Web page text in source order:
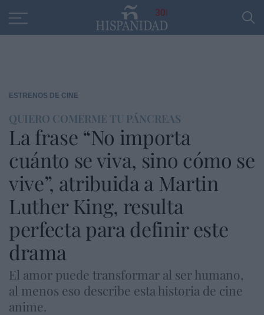
30
ESTRENOS DE CINE
QUIERO COMERME TU PÁNCREAS
La frase “No importa
cuánto se viva, sino cómo se
vive”, atribuida a Martin
Luther King, resulta
perfecta para definir este
drama
El amor puede transformar al ser humano,
al menos eso describe esta historia de cine
anime.